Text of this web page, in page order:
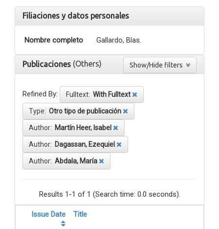
Filiaciones y datos personales
Nombre completo Gallardo, Blas.
Publicaciones (Others)
Refined By: Fulltext: With Fulltext
Type: Otro tipo de publicación
Author: Martín Heer, Isabel
Author: Dagassan, Ezequiel
Author: Abdala, María
Results 1-1 of 1 (Search time: 0.0 seconds).
Issue Date Title